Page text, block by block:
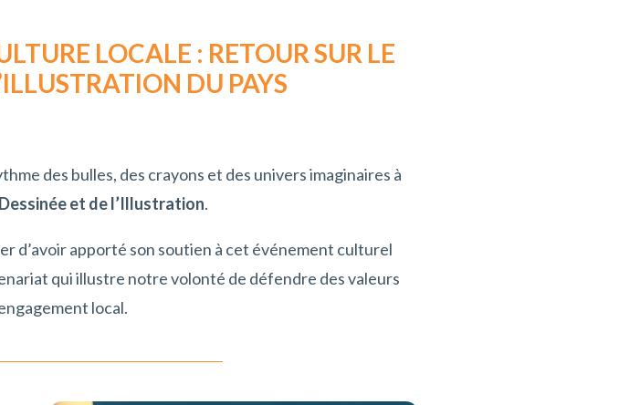
LOCALE : RETOUR SUR LE
DU PAYS
des bulles, des crayons et des univers imaginaires à
et de l’Illustration.
d’avoir apporté son soutien à cet événement culturel
qui illustre notre volonté de défendre des valeurs
local.